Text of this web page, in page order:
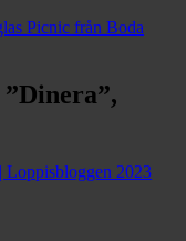
Picnic från Boda
Loppisbloggen 2023